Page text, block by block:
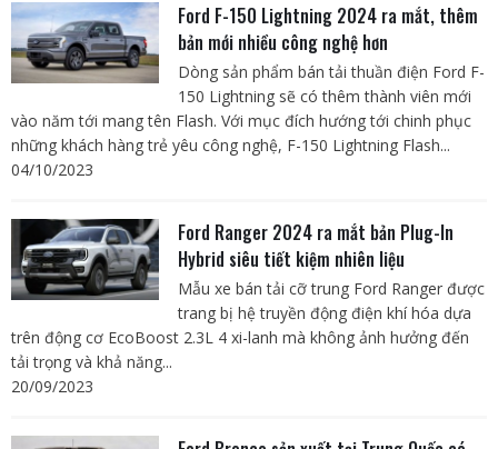
Ford F-150 Lightning 2024 ra mắt, thêm
bản mới nhiều công nghệ hơn
Dòng sản phẩm bán tải thuần điện Ford F-
150 Lightning sẽ có thêm thành viên mới
vào năm tới mang tên Flash. Với mục đích hướng tới chinh phục
những khách hàng trẻ yêu công nghệ, F-150 Lightning Flash...
04/10/2023
Ford Ranger 2024 ra mắt bản Plug-In
Hybrid siêu tiết kiệm nhiên liệu
Mẫu xe bán tải cỡ trung Ford Ranger được
trang bị hệ truyền động điện khí hóa dựa
trên động cơ EcoBoost 2.3L 4 xi-lanh mà không ảnh hưởng đến
tải trọng và khả năng...
20/09/2023